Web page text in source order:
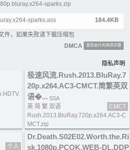
sparks.zip
sparks.ass 184.4KB
件，如果失败请下载压缩包
DMCA
查找本片的其他字幕
隐私声明
极速风流.Rush.2013.BluRay.7
20p.x264.AC3-CMCT.简繁英双
语�... SSA
英 简 繁 双语
CMCT
Rush.2013.BluRay.720p.x264.AC3-C
MCT.zip
个人
Dr.Death.S02E02.Worth.the.Ri
sk.1080p.PCOK.WEB-DL.DDP